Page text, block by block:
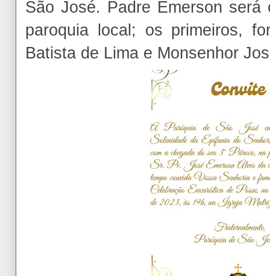
São José. Padre Emerson
paroquia local; os primeiros,
Batista de Lima e Monsenhor